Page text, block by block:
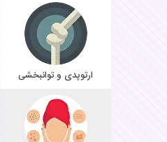
ارتوپدی و توانبخشی